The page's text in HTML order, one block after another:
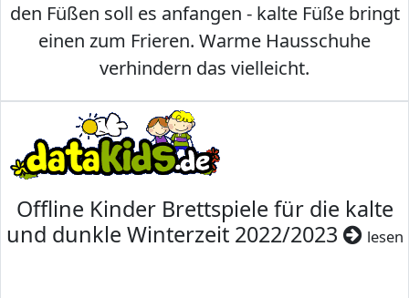
den Füßen soll es anfangen - kalte Füße bringt
einen zum Frieren. Warme Hausschuhe
verhindern das vielleicht.
Offline Kinder Brettspiele für die kalte
und dunkle Winterzeit 2022/2023
lesen